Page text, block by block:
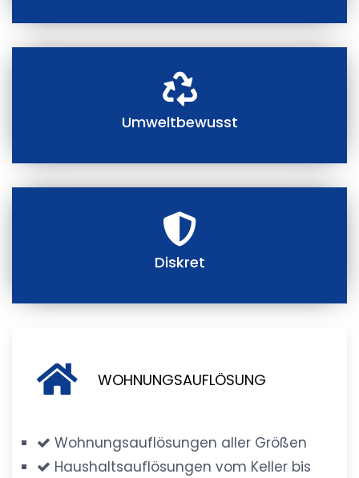
Umweltbewusst
Diskret
WOHNUNGSAUFLÖSUNG
Wohnungsauflösungen aller Größen
Haushaltsauflösungen vom Keller bis